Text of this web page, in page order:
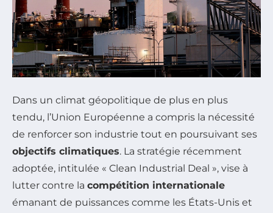
Dans un climat géopolitique de plus en plus
tendu, l’Union Européenne a compris la nécessité
de renforcer son industrie tout en poursuivant ses
objectifs climatiques. La stratégie récemment
adoptée, intitulée « Clean Industrial Deal », vise à
lutter contre la compétition internationale
émanant de puissances comme les États-Unis et